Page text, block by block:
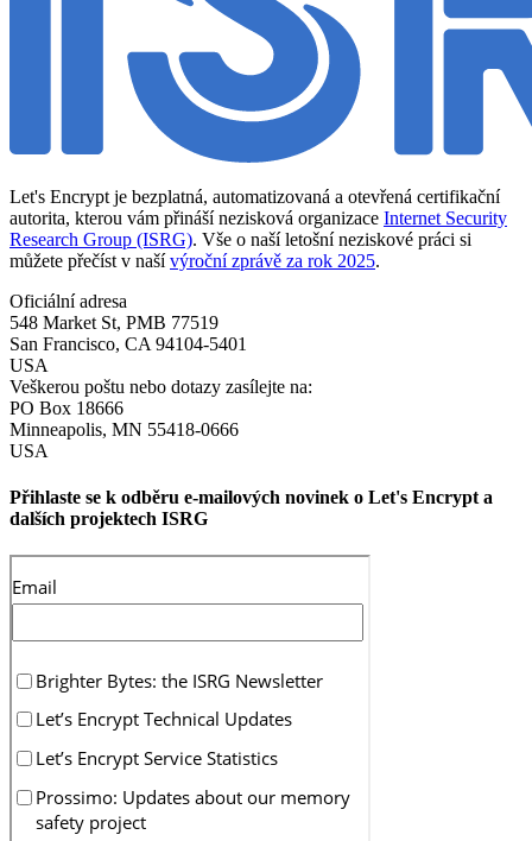
Let's Encrypt je bezplatná, automatizovaná a otevřená certifikační
autorita, kterou vám přináší nezisková organizace Internet Security
Research Group (ISRG). Vše o naší letošní neziskové práci si
můžete přečíst v našívýroční zprávě za rok 2025.
Oficiální adresa
548 Market St, PMB 77519
San Francisco, CA 94104-5401
USA
Veškerou poštu nebo dotazy zasílejte na:
PO Box 18666
Minneapolis, MN 55418-0666
USA
Přihlaste se k odběru e-mailových novinek o Let's Encrypt a
dalších projektech ISRG